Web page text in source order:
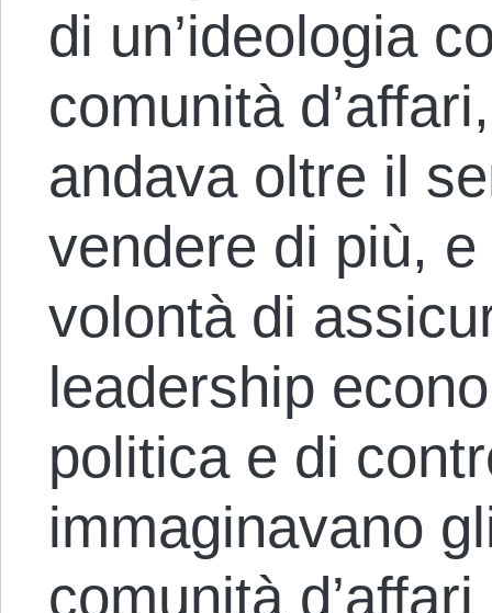
di un’ideologia
comunità
andava oltre il
vendere di più,
volontà di
leadership
politica e di
immaginavano
comunità